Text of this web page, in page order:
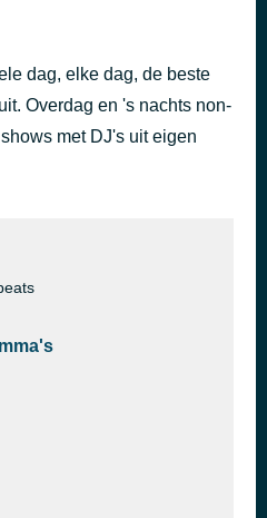
dag, elke dag, de beste
Overdag en 's nachts non-
met DJ's uit eigen